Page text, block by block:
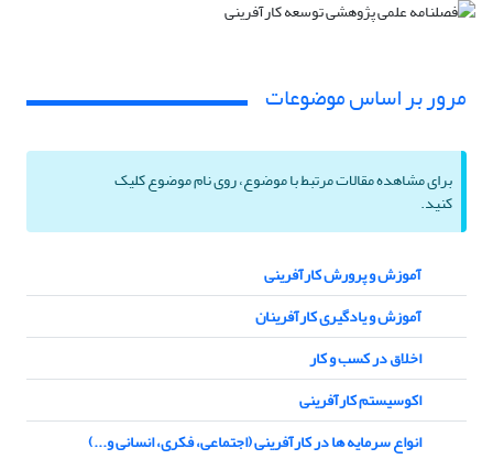
مرور بر اساس موضوعات
برای مشاهده مقالات مرتبط با موضوع، روی نام موضوع کلیک
کنید.
آموزش و پرورش کارآفرینی
آموزش و یادگیری کارآفرینان
اخلاق در کسب و کار
اکوسیستم کارآفرینی
انواع سرمایه ها در کارآفرینی (اجتماعی، فکری، انسانی و...)